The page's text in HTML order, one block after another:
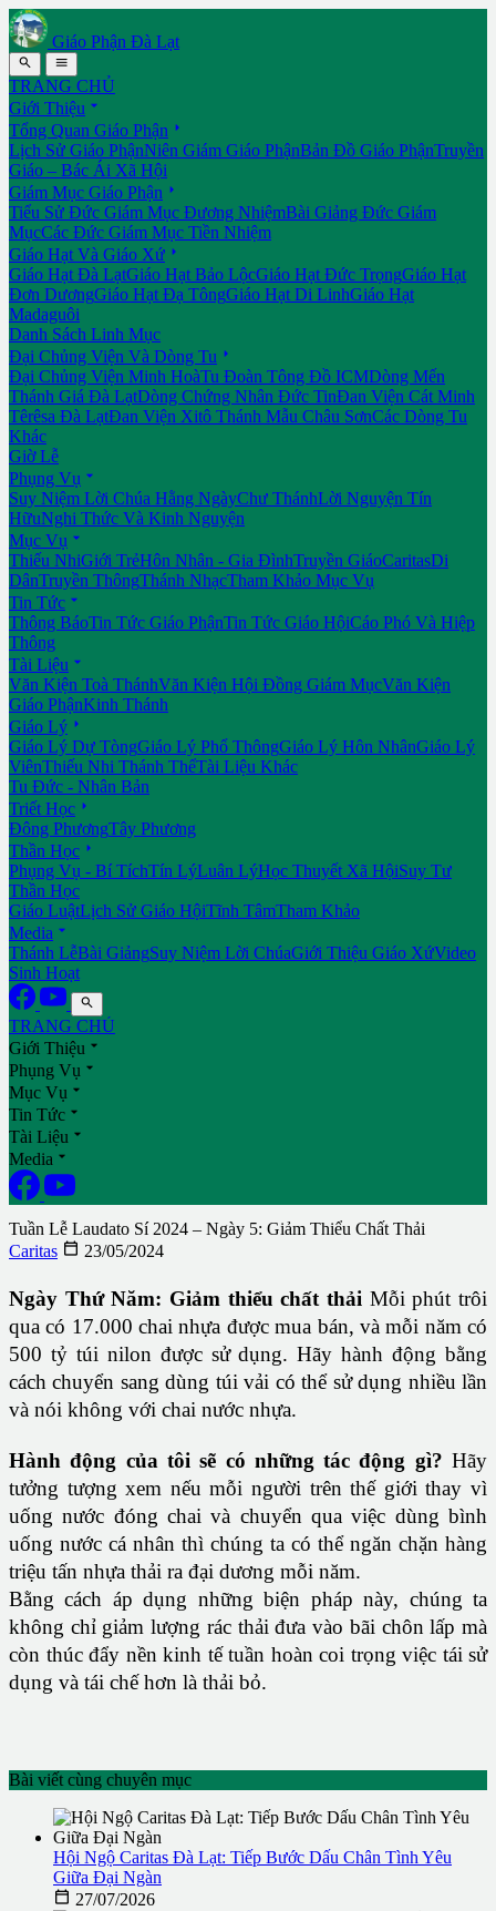
Giáo Phận Đà Lạt
 
TRANG CHỦ
Giới Thiệu 
Tổng Quan Giáo Phận 
Lịch Sử Giáo PhậnNiên Giám Giáo PhậnBản Đồ Giáo PhậnTruyền
Giáo – Bác Ái Xã Hội
Giám Mục Giáo Phận 
Tiểu Sử Đức Giám Mục Đương NhiệmBài Giảng Đức Giám
MụcCác Đức Giám Mục Tiền Nhiệm
Giáo Hạt Và Giáo Xứ 
Giáo Hạt Đà LạtGiáo Hạt Bảo LộcGiáo Hạt Đức TrọngGiáo Hạt
Đơn DươngGiáo Hạt Đạ TôngGiáo Hạt Di LinhGiáo Hạt
Madaguôi
Danh Sách Linh Mục
Đại Chủng Viện Và Dòng Tu 
Đại Chủng Viện Minh HoàTu Đoàn Tông Đồ ICMDòng Mến
Thánh Giá Đà LạtDòng Chứng Nhân Đức TinĐan Viện Cát Minh
Têrêsa Đà LạtĐan Viện Xitô Thánh Mẫu Châu SơnCác Dòng Tu
Khác
Giờ Lễ
Phụng Vụ 
Suy Niệm Lời Chúa Hằng NgàyChư ThánhLời Nguyện Tín
HữuNghi Thức Và Kinh Nguyện
Mục Vụ 
Thiếu NhiGiới TrẻHôn Nhân - Gia ĐìnhTruyền GiáoCaritasDi
DânTruyền ThôngThánh NhạcTham Khảo Mục Vụ
Tin Tức 
Thông BáoTin Tức Giáo PhậnTin Tức Giáo HộiCáo Phó Và Hiệp
Thông
Tài Liệu 
Văn Kiện Toà ThánhVăn Kiện Hội Đồng Giám MụcVăn Kiện
Giáo PhậnKinh Thánh
Giáo Lý 
Giáo Lý Dự TòngGiáo Lý Phổ ThôngGiáo Lý Hôn NhânGiáo Lý
ViênThiếu Nhi Thánh ThểTài Liệu Khác
Tu Đức - Nhân Bản
Triết Học 
Đông PhươngTây Phương
Thần Học 
Phụng Vụ - Bí TíchTín LýLuân LýHọc Thuyết Xã HộiSuy Tư
Thần Học
Giáo LuậtLịch Sử Giáo HộiTĩnh TâmTham Khảo
Media 
Thánh LễBài GiảngSuy Niệm Lời ChúaGiới Thiệu Giáo XứVideo
Sinh Hoạt

TRANG CHỦ
Giới Thiệu 
Phụng Vụ 
Mục Vụ 
Tin Tức 
Tài Liệu 
Media 
Tuần Lễ Laudato Sí 2024 – Ngày 5: Giảm Thiểu Chất Thải
Caritas  23/05/2024
Ngày Thứ Năm: Giảm thiểu chất thải Mỗi phút trôi
qua có 17.000 chai nhựa được mua bán, và mỗi năm có
500 tỷ túi nilon được sử dụng. Hãy hành động bằng
cách chuyển sang dùng túi vải có thể sử dụng nhiều lần
và nói không với chai nước nhựa.
Hành động của tôi sẽ có những tác động gì? Hãy
tưởng tượng xem nếu mỗi người trên thế giới thay vì
uống nước đóng chai và chuyển qua việc dùng bình
uống nước cá nhân thì chúng ta có thể ngăn chặn hàng
triệu tấn nhựa thải ra đại dương mỗi năm.
Bằng cách áp dụng những biện pháp này, chúng ta
không chỉ giảm lượng rác thải đưa vào bãi chôn lấp mà
còn thúc đẩy nền kinh tế tuần hoàn coi trọng việc tái sử
dụng và tái chế hơn là thải bỏ.
Bài viết cùng chuyên mục
Hội Ngộ Caritas Đà Lạt: Tiếp Bước Dấu Chân Tình Yêu
Giữa Đại Ngàn
 27/07/2026